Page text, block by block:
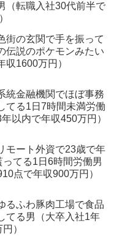
（転職入社30代前半で
街の玄関で手を振って
伝説のポケモンみたい
収1600万円）
統金融機関でほぼ事務
てる1日7時間未満労働
以内で年収450万円）
モート外資で23歳で年
てる1日6時間労働男
点で年収900万円）
るふわ豚肉工場で食品
てる男（大卒入社1年
）